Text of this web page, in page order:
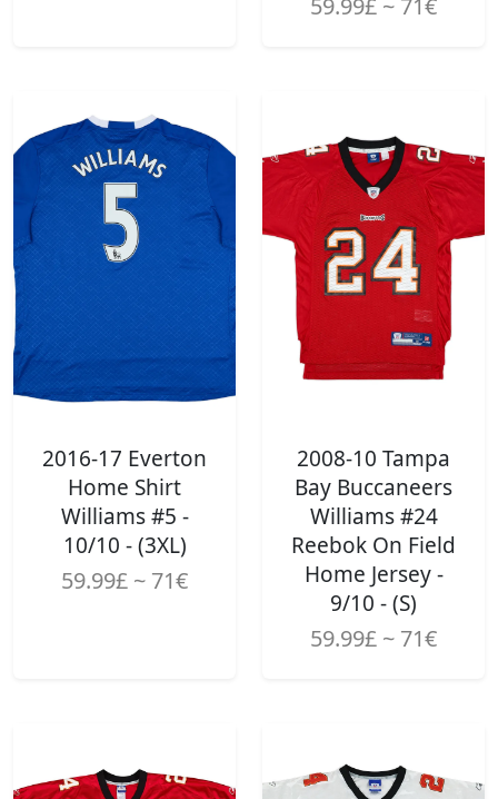
59.99£ ~ 71€
2016-17 Everton
Home Shirt
Williams #5 -
10/10 - (3XL)
59.99£ ~ 71€
2008-10 Tampa
Bay Buccaneers
Williams #24
Reebok On Field
Home Jersey -
9/10 - (S)
59.99£ ~ 71€